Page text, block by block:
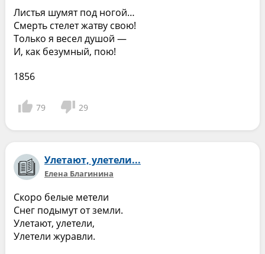
Листья шумят под ногой…
Смерть стелет жатву свою!
Только я весел душой —
И, как безумный, пою!
1856
79 29
Улетают, улетели...
Елена Благинина
Скоро белые метели
Снег подымут от земли.
Улетают, улетели,
Улетели журавли.